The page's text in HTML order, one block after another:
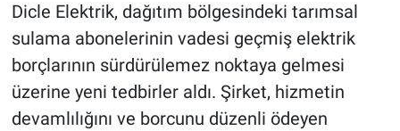
Dicle Elektrik, dağıtım bölgesindeki tarımsal
sulama abonelerinin vadesi geçmiş elektrik
borçlarının sürdürülemez noktaya gelmesi
üzerine yeni tedbirler aldı. Şirket, hizmetin
devamlılığını ve borcunu düzenli ödeyen